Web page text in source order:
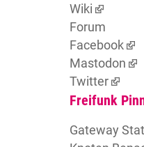
Wiki
Forum
Facebook
Mastodon
Twitter
Freifunk
Gateway